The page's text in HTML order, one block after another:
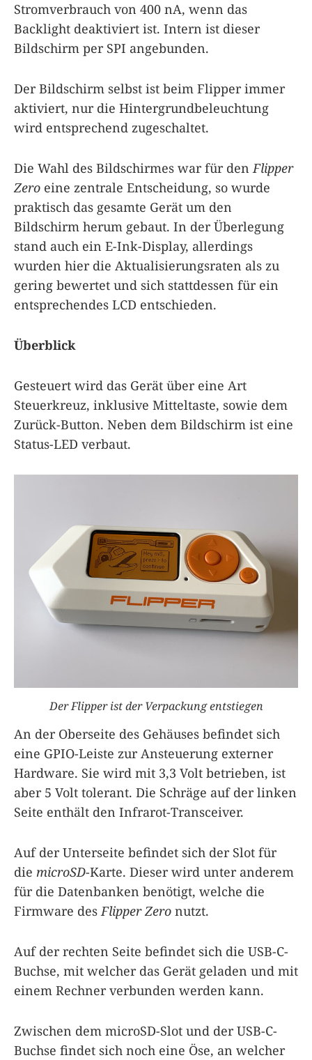
Stromverbrauch von 400 nA, wenn das
Backlight deaktiviert ist. Intern ist dieser
Bildschirm per SPI angebunden.
Der Bildschirm selbst ist beim Flipper immer
aktiviert, nur die Hintergrundbeleuchtung
wird entsprechend zugeschaltet.
Die Wahl des Bildschirmes war für denFlipper
Zero eine zentrale Entscheidung, so wurde
praktisch das gesamte Gerät um den
Bildschirm herum gebaut. In der Überlegung
stand auch ein E-Ink-Display, allerdings
wurden hier die Aktualisierungsraten als zu
gering bewertet und sich stattdessen für ein
entsprechendes LCD entschieden.
Überblick
Gesteuert wird das Gerät über eine Art
Steuerkreuz, inklusive Mitteltaste, sowie dem
Zurück-Button. Neben dem Bildschirm ist eine
Status-LED verbaut.
Der Flipper ist der Verpackung entstiegen
An der Oberseite des Gehäuses befindet sich
eine GPIO-Leiste zur Ansteuerung externer
Hardware. Sie wird mit 3,3 Volt betrieben, ist
aber 5 Volt tolerant. Die Schräge auf der linken
Seite enthält den Infrarot-Transceiver.
Auf der Unterseite befindet sich der Slot für
die microSD-Karte. Dieser wird unter anderem
für die Datenbanken benötigt, welche die
Firmware desFlipper Zero nutzt.
Auf der rechten Seite befindet sich die USB-C-
Buchse, mit welcher das Gerät geladen und mit
einem Rechner verbunden werden kann.
Zwischen dem microSD-Slot und der USB-C-
Buchse findet sich noch eine Öse, an welcher